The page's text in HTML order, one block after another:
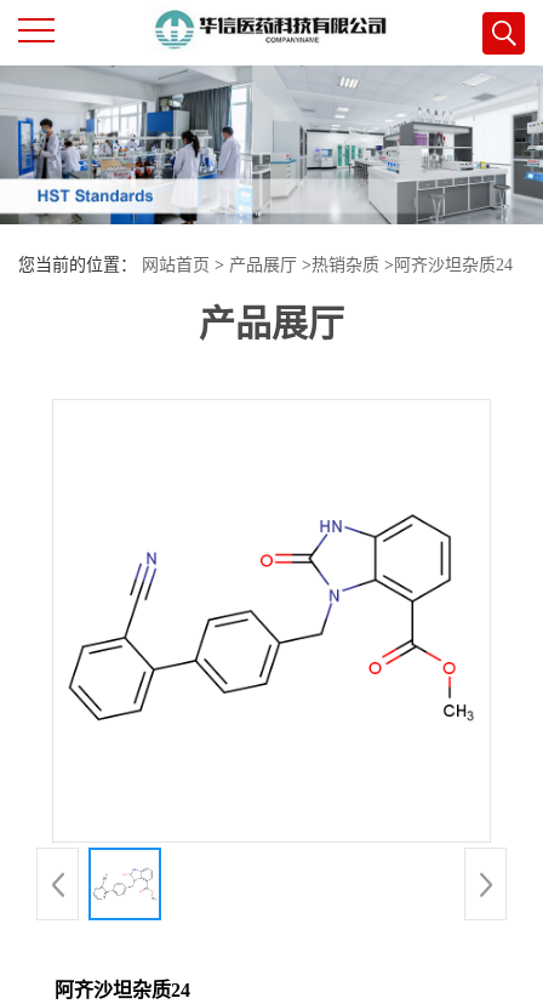
公
司
首
页
司
书
您当前的位置： 网站首页 > 产品展厅 >热销杂质 > 阿齐沙坦杂质24
产品展厅
阿齐沙坦杂质24